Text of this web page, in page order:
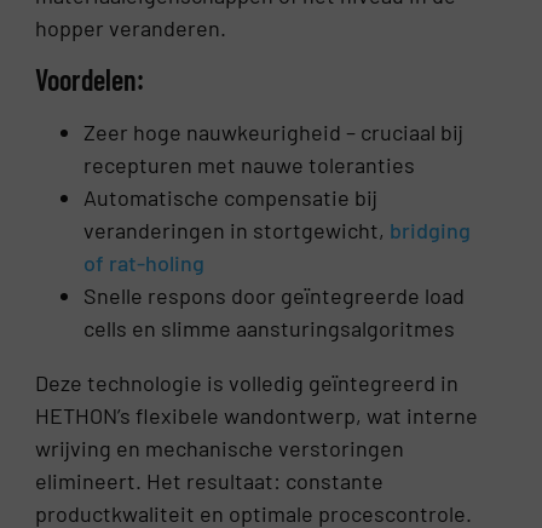
hopper veranderen.
Voordelen:
Zeer hoge nauwkeurigheid – cruciaal bij
recepturen met nauwe toleranties
Automatische compensatie bij
veranderingen in stortgewicht, bridging
of rat-holing
Snelle respons door geïntegreerde load
cells en slimme aansturingsalgoritmes
Deze technologie is volledig geïntegreerd in
HETHON’s flexibele wandontwerp, wat interne
wrijving en mechanische verstoringen
elimineert. Het resultaat: constante
productkwaliteit en optimale procescontrole.